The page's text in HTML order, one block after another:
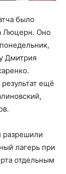
было
Люцерн. Оно
Дмитрия
ещё
разрешили
лагерь при
отдельным